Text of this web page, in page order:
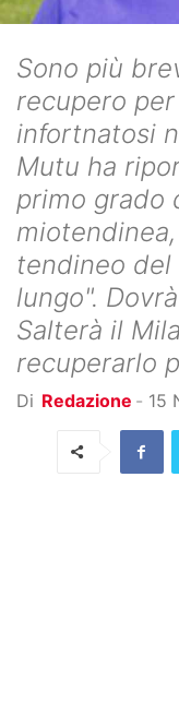
Sono più
recupero
infortnatosi
Mutu ha
primo grado
tendineo
lungo".
Salterà il
recuperarlo
Di Redazione - 15